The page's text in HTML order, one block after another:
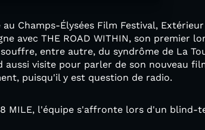
Champs-Élysées Film Festival,
avec THE ROAD WITHIN, son premier
entre autre, du syndrôme de La
visite pour parler de son nouveau
puisqu'il y est question de radio.
MILE, l'équipe s'affronte lors d'un blind-